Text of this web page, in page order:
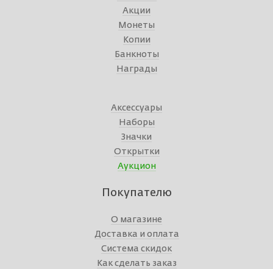
Акции
Монеты
Копии
Банкноты
Награды
Аксессуары
Наборы
Значки
Открытки
Аукцион
Покупателю
О магазине
Доставка и оплата
Система скидок
Как сделать заказ